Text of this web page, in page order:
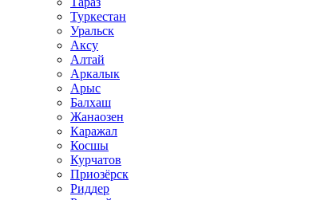
Туркестан
Уральск
Аксу
Алтай
Аркалык
Арыс
Балхаш
Жанаозен
Каражал
Косшы
Курчатов
Приозёрск
Риддер